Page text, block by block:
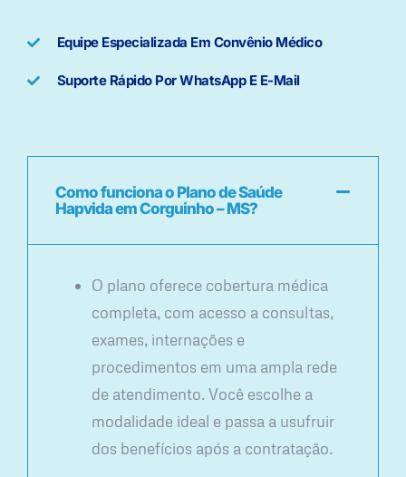
Equipe Especializada Em Convênio Médico
Suporte Rápido Por WhatsApp E E-Mail
Como funciona o Plano de Saúde
Hapvida em Corguinho – MS?
O plano oferece cobertura médica
completa, com acesso a consultas,
exames, internações e
procedimentos em uma ampla rede
de atendimento. Você escolhe a
modalidade ideal e passa a usufruir
dos benefícios após a contratação.